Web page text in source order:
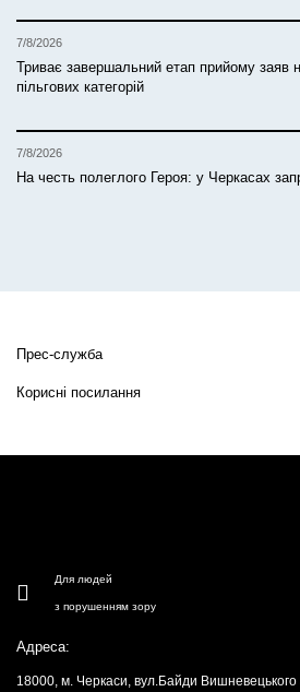
7/8/2026
Триває завершальний етап прийому заяв
пільгових категорій
7/8/2026
На честь полеглого Героя: у Черкасах
Прес-служба
Корисні посилання
Для людей
з порушенням зору
Адреса:
18000, м. Черкаси, вул.Байди Вишневецького